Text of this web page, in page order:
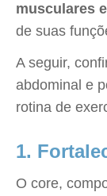
musculares
de suas
A seguir,
abdominal e
rotina de
1.
O core,